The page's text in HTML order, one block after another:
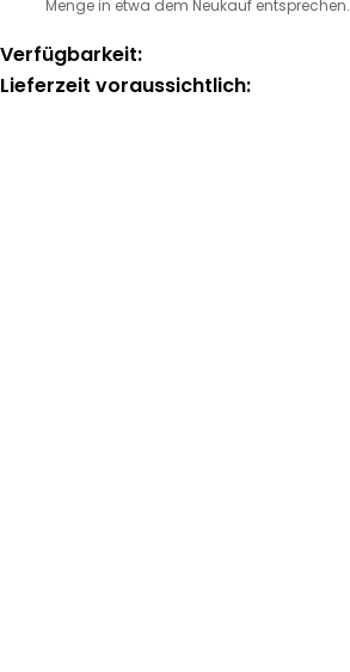
Menge in etwa dem Neukauf entsprechen.
Verfügbarkeit:
Lieferzeit voraussichtlich: